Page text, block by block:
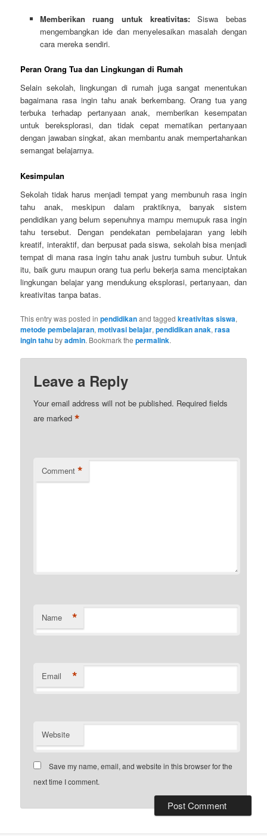
Memberikan ruang untuk kreativitas:Siswa bebas
mengembangkan ide dan menyelesaikan masalah dengan
cara mereka sendiri.
Peran Orang Tua dan Lingkungan di Rumah
Selain sekolah, lingkungan di rumah juga sangat menentukan
bagaimana rasa ingin tahu anak berkembang. Orang tua yang
terbuka terhadap pertanyaan anak, memberikan kesempatan
untuk bereksplorasi, dan tidak cepat mematikan pertanyaan
dengan jawaban singkat, akan membantu anak mempertahankan
semangat belajarnya.
Kesimpulan
Sekolah tidak harus menjadi tempat yang membunuh rasa ingin
tahu anak, meskipun dalam praktiknya, banyak sistem
pendidikan yang belum sepenuhnya mampu memupuk rasa ingin
tahu tersebut. Dengan pendekatan pembelajaran yang lebih
kreatif, interaktif, dan berpusat pada siswa, sekolah bisa menjadi
tempat di mana rasa ingin tahu anak justru tumbuh subur. Untuk
itu, baik guru maupun orang tua perlu bekerja sama menciptakan
lingkungan belajar yang mendukung eksplorasi, pertanyaan, dan
kreativitas tanpa batas.
This entry was posted inpendidikanand taggedkreativitas siswa,
metode pembelajaran,motivasi belajar,pendidikan anak,rasa
ingin tahubyadmin. Bookmark thepermalink.
Leave a Reply
Your email address will not be published. Required fields
are marked*
Comment *
Name *
Email *
Website
Save my name, email, and website in this browser for the
next time I comment.